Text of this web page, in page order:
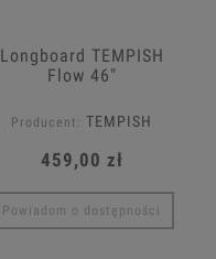
Longboard TEMPISH
Flow 46"
Producent: TEMPISH
459,00 zł
Powiadom o dostępności